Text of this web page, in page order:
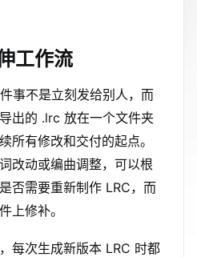
工作流
事不是立刻发给别人，而
出的 .lrc 放在一个文件夹
所有修改和交付的起点。
改动或编曲调整，可以根
否需要重新制作 LRC，而
上修补。
每次生成新版本 LRC 时都